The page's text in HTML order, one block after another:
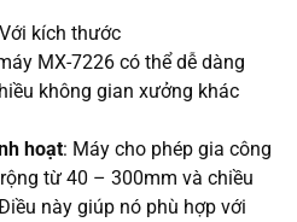
kích thước
MX-7226 có thể dễ dàng
không gian xưởng khác
hoạt: Máy cho phép gia công
từ 40 – 300mm và chiều
này giúp nó phù hợp với